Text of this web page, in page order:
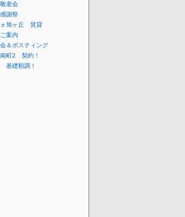
老会
謝祭
ォ旭ヶ丘 賃貸
案内
＆ポスティング
町2 契約！
基礎順調！